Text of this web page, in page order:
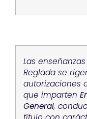
Las
Reglada se
autorizaciones
que imparten
General,